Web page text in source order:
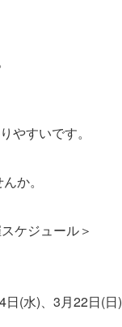
やすいです。
か。
ケジュール＞
(水)、3月22日(日)